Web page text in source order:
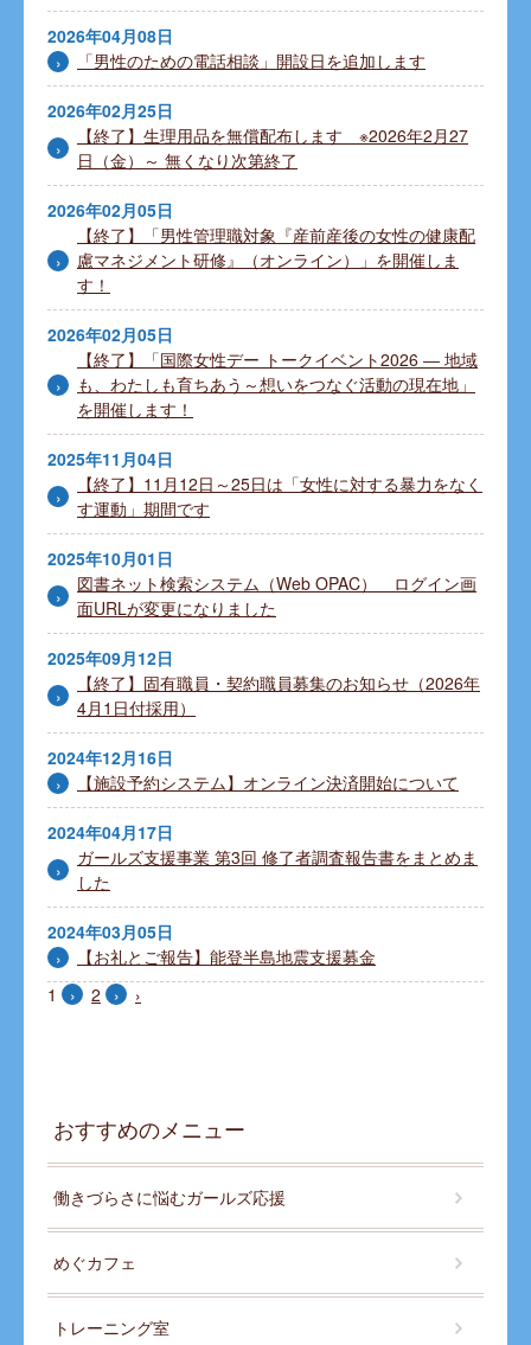
2026年04月08日
「男性のための電話相談」開設日を追加します
2026年02月25日
【終了】生理用品を無償配布します ※2026年2月27
日（金）～ 無くなり次第終了
2026年02月05日
【終了】「男性管理職対象『産前産後の女性の健康配
慮マネジメント研修』（オンライン）」を開催しま
す！
2026年02月05日
【終了】「国際女性デー トークイベント2026 ― 地域
も、わたしも育ちあう～想いをつなぐ活動の現在地」
を開催します！
2025年11月04日
【終了】11月12日～25日は「女性に対する暴力をなく
す運動」期間です
2025年10月01日
図書ネット検索システム（Web OPAC） ログイン画
面URLが変更になりました
2025年09月12日
【終了】固有職員・契約職員募集のお知らせ（2026年
4月1日付採用）
2024年12月16日
【施設予約システム】オンライン決済開始について
2024年04月17日
ガールズ支援事業 第3回 修了者調査報告書をまとめま
した
2024年03月05日
【お礼とご報告】能登半島地震支援募金
1
2 ›
おすすめのメニュー
働きづらさに悩むガールズ応援
めぐカフェ
トレーニング室